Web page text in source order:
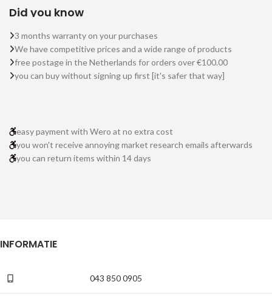
Did you know
3 months warranty on your purchases
We have competitive prices and a wide range of products
free postage in the Netherlands for orders over €100.00
you can buy without signing up first [it's safer that way]
easy payment with Wero at no extra cost
you won't receive annoying market research emails afterwards
you can return items within 14 days
INFORMATIE
043 850 0905